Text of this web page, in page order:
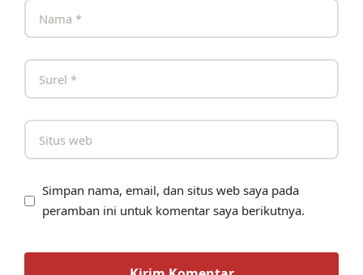
Simpan nama, email, dan situs web saya pada
peramban ini untuk komentar saya berikutnya.